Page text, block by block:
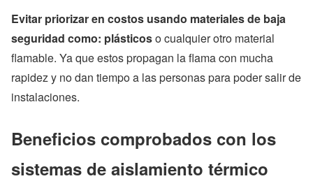
Evitar priorizar en costos usando materiales de baja
seguridad como: plásticoso cualquier otro material
flamable. Ya que estos propagan la flama con mucha
rapidez y no dan tiempo a las personas para poder salir de
instalaciones.
Beneficios comprobados con los
sistemas de aislamiento térmico